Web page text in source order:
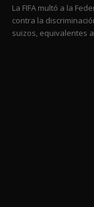
La FIFA multó a la
contra la
suizos, equivalentes